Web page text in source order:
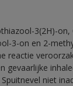
3(2H)-on,
3-on en 2-
reactie
gevaarlijke
niet